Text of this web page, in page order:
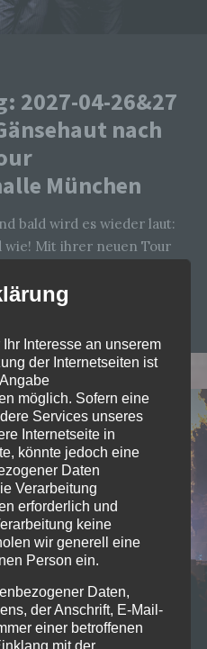
2027-04-26&27
nach
München
bald wird es wieder laut:
wie! Mit ihrer neuen Tour
Interesse an unserem
der Internetseiten ist
möglich. Sofern eine
Services unseres
Internetseite in
könnte jedoch eine
Daten
Verarbeitung
erforderlich und
keine
wir generell eine
Person ein.
Daten,
der Anschrift, E-Mail-
einer betroffenen